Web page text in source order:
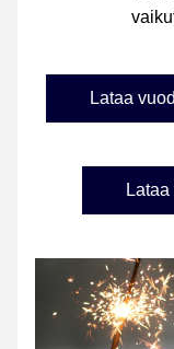
Lataa